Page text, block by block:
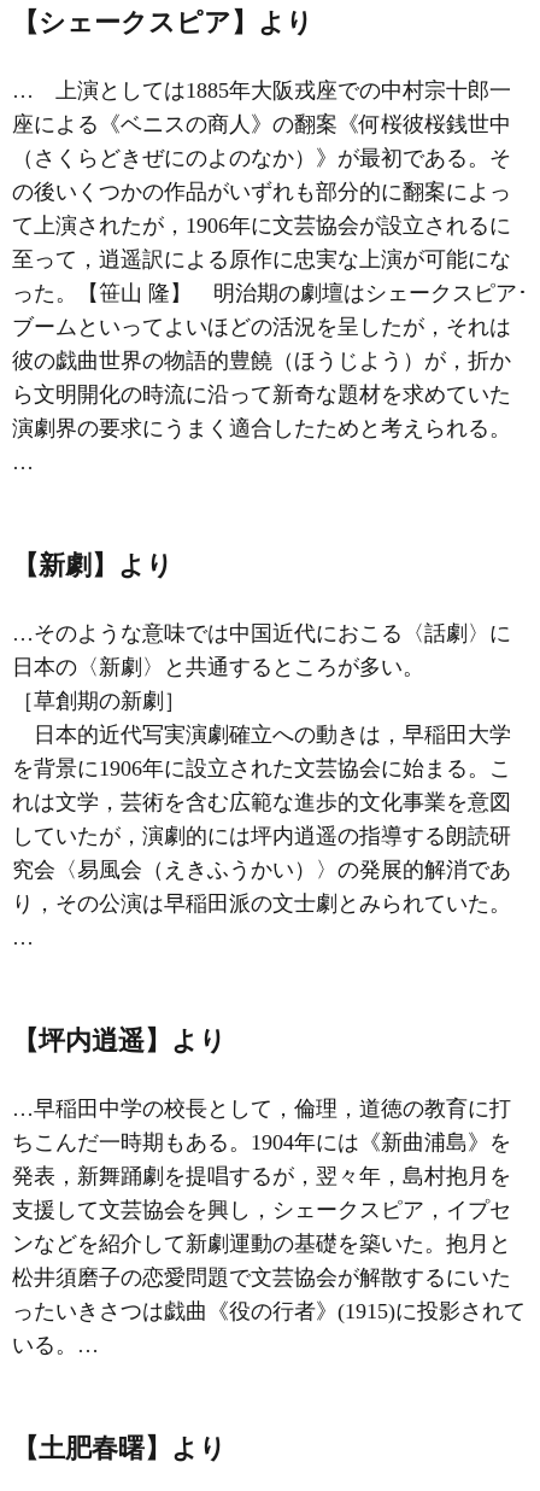
【シェークスピア】より
… 上演としては1885年大阪戎座での中村宗十郎一
座による《ベニスの商人》の翻案《何桜彼桜銭世中
（さくらどきぜにのよのなか）》が最初である。そ
の後いくつかの作品がいずれも部分的に翻案によっ
て上演されたが，1906年に文芸協会が設立されるに
至って，逍遥訳による原作に忠実な上演が可能にな
った。【笹山 隆】 明治期の劇壇はシェークスピア･
ブームといってよいほどの活況を呈したが，それは
彼の戯曲世界の物語的豊饒（ほうじよう）が，折か
ら文明開化の時流に沿って新奇な題材を求めていた
演劇界の要求にうまく適合したためと考えられる。
…
【新劇】より
…そのような意味では中国近代におこる〈話劇 〉に
日本の〈新劇〉と共通するところが多い。
［草創期の新劇］
日本的近代写実演劇確立への動きは，早稲田大学
を背景に1906年に設立された文芸協会に始まる。こ
れは文学，芸術を含む広範な進歩的文化事業を意図
していたが，演劇的には坪内逍遥の指導する朗読研
究会〈易風会（えきふうかい）〉の発展的解消であ
り，その公演は早稲田派の文士劇とみられていた。
…
【坪内逍遥】より
…早稲田中学の校長として，倫理，道徳の教育に打
ちこんだ一時期もある。1904年には《新曲浦島 》を
発表，新舞踊劇を提唱するが，翌々年， 島村抱月 を
支援して文芸協会を興し，シェークスピア，イプセ
ンなどを紹介して新劇運動の基礎を築いた。抱月と
松井須磨子の恋愛問題で文芸協会が解散するにいた
ったいきさつは戯曲《役の行者》(1915)に投影されて
いる。…
【土肥春曙】より